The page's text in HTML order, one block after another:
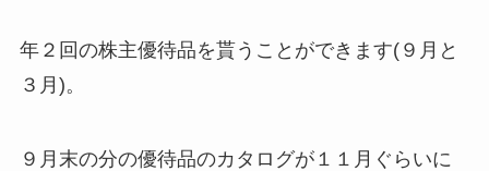
年２回の株主優待品を貰うことができます(９月と
３月)。
９月末の分の優待品のカタログが１１月ぐらいに